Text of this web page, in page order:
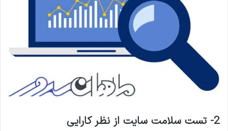
2- تست سلامت سایت از نظر کارایی